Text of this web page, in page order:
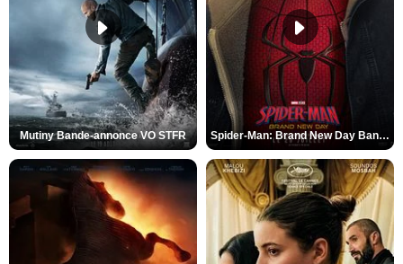
Mutiny Bande-annonce VO STFR Spider-Man: Brand New Day Bande-annonce VO STFR